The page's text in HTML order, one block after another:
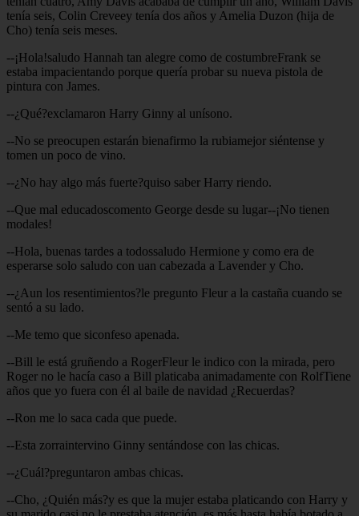
tenía seis, Colin Creveey tenía dos años y Amelia Duzon (hija de
Cho) tenía seis meses.
--¡Hola!saludo Hannah tan alegre como de costumbreFrank se
estaba impacientando porque quería probar su nueva pistola de
pintura con James.
--¿Qué?exclamaron Harry Ginny al unísono.
--No se preocupen estarán bienafirmo la rubiamejor siéntense y
tomen un poco de vino.
--¿No hay algo más fuerte?quiso saber Harry riendo.
--Que mal educadoscomento George desde su lugar--¡No tienen
modales!
--Hola, buenas tardes a todossaludo Hermione y como era de
esperarse solo saludo con uan cabezada a Lavender y Cho.
--¿Aun los resentimientos?le pregunto Fleur a la castaña cuando se
sentó a su lado.
--Me temo que siconfeso apenada.
--Bill le está gruñendo a RogerFleur le indico con la mirada, pero
Roger no le hacía caso a Bill platicaba animadamente con RolfTiene
años que yo fuera con él al baile de navidad ¿Recuerdas?
--Ron me lo saca cada que puede.
--Esta zorraintervino Ginny sentándose con las chicas.
--¿Cuál?preguntaron ambas chicas.
--Cho, ¿Quién más?y es que la mujer estaba platicando con Harry y